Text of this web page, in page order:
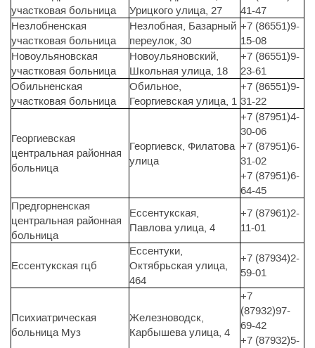
участковая больница
Урицкого улица, 27
41-47
Незлобненская
участковая больница
Незлобная, Базарный
переулок, 30
+7 (86551)9-
15-08
Новоульяновская
участковая больница
Новоульяновский,
Школьная улица, 18
+7 (86551)9-
23-61
Обильненская
участковая больница
Обильное,
Георгиевская улица, 1
+7 (86551)9-
31-22
Георгиевская
центральная районная
больница
Георгиевск, Филатова
улица
+7 (87951)4-
30-06
+7 (87951)6-
31-02
+7 (87951)6-
64-45
Предгорненская
центральная районная
больница
Ессентукская,
Павлова улица, 4
+7 (87961)2-
11-01
Ессентукская гцб
Ессентуки,
Октябрьская улица,
464
+7 (87934)2-
59-01
Психиатрическая
больница Муз
Железноводск,
Карбышева улица, 4
+7
(87932)97-
69-42
+7 (87932)5-